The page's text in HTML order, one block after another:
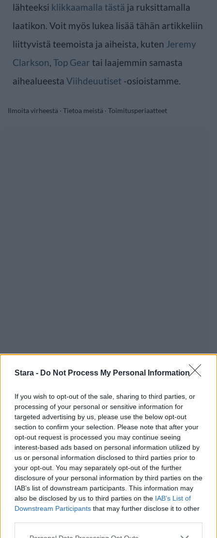
Stara - Do Not Process My Personal Information
If you wish to opt-out of the sale, sharing to third parties, or
processing of your personal or sensitive information for
targeted advertising by us, please use the below opt-out
section to confirm your selection. Please note that after your
opt-out request is processed you may continue seeing
interest-based ads based on personal information utilized by
us or personal information disclosed to third parties prior to
your opt-out. You may separately opt-out of the further
disclosure of your personal information by third parties on the
IAB’s list of downstream participants. This information may
also be disclosed by us to third parties on the IAB’s List of
Downstream Participants that may further disclose it to other
lähteeksi klikkaamalla tästä ja ruksittamalla
laatikon. Voit myös lukea lisää tähän artikkeliin
liittyvistä teemoista ja aiheista, kuten Jeremy
Clarkson, Top Gear tai laajemmin samasta
aihealueesta Viihdeuutiset -osioistamme.
Ilmoita virheestä · Tietoa meistä · Toimitusperiaatteet
Staran luetuimmat
1